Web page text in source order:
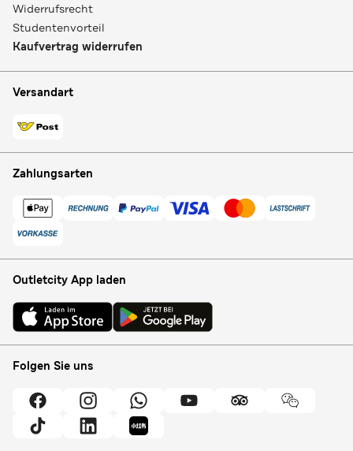
Widerrufsrecht
Studentenvorteil
Kaufvertrag widerrufen
Versandart
Zahlungsarten
Outletcity App laden
Folgen Sie uns